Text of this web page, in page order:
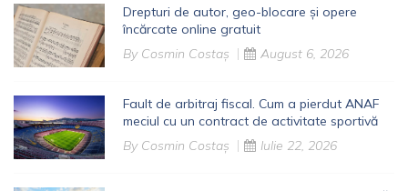
Drepturi de autor, geo-blocare și opere
încărcate online gratuit
By Cosmin Costaș August 6, 2026
Fault de arbitraj fiscal. Cum a pierdut ANAF
meciul cu un contract de activitate sportivă
By Cosmin Costaș Iulie 22, 2026